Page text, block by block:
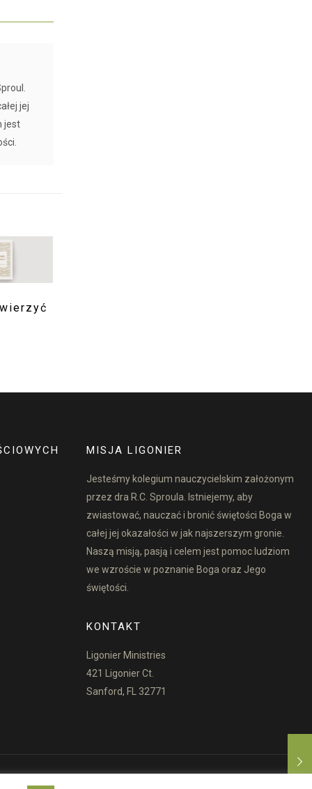
jej
jest
MISJA LIGONIER
Jesteśmy kolegium nauczycielskim założonym
przez dra R.C. Sproula. Istniejemy, aby
zwiastować, nauczać i bronić świętości Boga w
całej jej okazałości w jak najszerszym gronie.
Naszą misją, pasją i celem jest pomoc ludziom
we wzroście w poznanie Boga oraz Jego
świętości.
KONTAKT
Ligonier Ministries
421 Ligonier Ct.
Sanford, FL 32771
Użytkowania